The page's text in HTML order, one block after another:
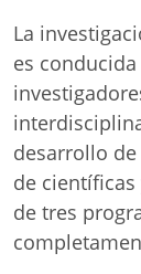
La
es
desarrollo
de
de tres